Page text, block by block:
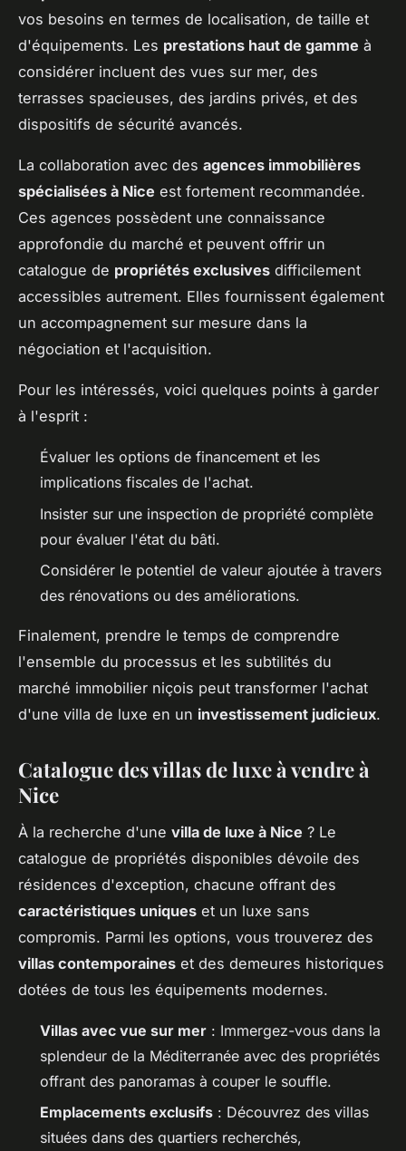
vos besoins en termes de localisation, de taille et
d'équipements. Les prestations haut de gamme à
considérer incluent des vues sur mer, des
terrasses spacieuses, des jardins privés, et des
dispositifs de sécurité avancés.
La collaboration avec des agences immobilières
spécialisées à Nice est fortement recommandée.
Ces agences possèdent une connaissance
approfondie du marché et peuvent offrir un
catalogue de propriétés exclusives difficilement
accessibles autrement. Elles fournissent également
un accompagnement sur mesure dans la
négociation et l'acquisition.
Pour les intéressés, voici quelques points à garder
à l'esprit :
Évaluer les options de financement et les
implications fiscales de l'achat.
Insister sur une inspection de propriété complète
pour évaluer l'état du bâti.
Considérer le potentiel de valeur ajoutée à travers
des rénovations ou des améliorations.
Finalement, prendre le temps de comprendre
l'ensemble du processus et les subtilités du
marché immobilier niçois peut transformer l'achat
d'une villa de luxe en un investissement judicieux.
Catalogue des villas de luxe à vendre à
Nice
À la recherche d'une villa de luxe à Nice ? Le
catalogue de propriétés disponibles dévoile des
résidences d'exception, chacune offrant des
caractéristiques uniques et un luxe sans
compromis. Parmi les options, vous trouverez des
villas contemporaines et des demeures historiques
dotées de tous les équipements modernes.
Villas avec vue sur mer : Immergez-vous dans la
splendeur de la Méditerranée avec des propriétés
offrant des panoramas à couper le souffle.
Emplacements exclusifs : Découvrez des villas
situées dans des quartiers recherchés,